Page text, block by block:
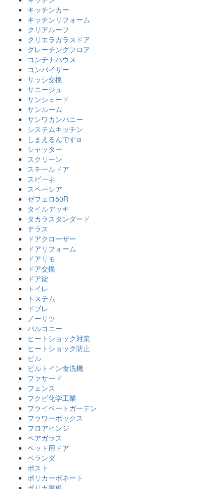
キッチンカー
キッチンリフォーム
クリアルーフ
クリエラガラスドア
グレーチングフロア
コンテナハウス
コンバイザー
サッシ交換
サニージュ
サンシェード
サンルーム
サンワカンパニー
システムキッチン
しまえるんですα
シャッター
スクリーン
スチールドア
スピーネ
スペーシア
ゼフェロ50R
タイルデッキ
タカラスタンダード
テラス
ドアクローザー
ドアリフォーム
ドアリモ
ドア交換
ドア錠
トイレ
トステム
ドブレ
ノーリツ
バルコニー
ヒートショック対策
ヒートショック防止
ビル
ビルトイン食洗機
ファサード
フェンス
フクビ化学工業
プライベートガーデン
フラワーボックス
フロアヒンジ
ペアガラス
ペット用ドア
ベランダ
ポスト
ポリカーボネート